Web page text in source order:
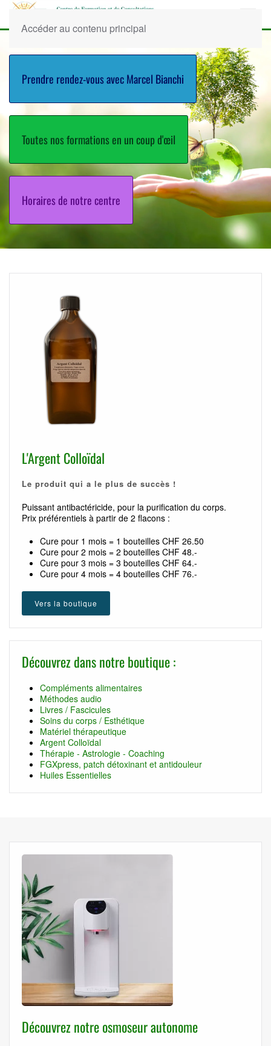
Accéder au contenu principal
Prendre rendez-vous avec Marcel Bianchi
Toutes nos formations en un coup d'œil
Horaires de notre centre
L'Argent Colloïdal
Le produit qui a le plus de succès !
Puissant antibactéricide, pour la purification du corps.
Prix préférentiels à partir de 2 flacons :
Cure pour 1 mois = 1 bouteilles CHF 26.50
Cure pour 2 mois = 2 bouteilles CHF 48.-
Cure pour 3 mois = 3 bouteilles CHF 64.-
Cure pour 4 mois = 4 bouteilles CHF 76.-
Vers la boutique
Découvrez dans notre boutique :
Compléments alimentaires
Méthodes audio
Livres / Fascicules
Soins du corps / Esthétique
Matériel thérapeutique
Argent Colloïdal
Thérapie - Astrologie - Coaching
FGXpress, patch détoxinant et antidouleur
Huiles Essentielles
Découvrez notre osmoseur autonome